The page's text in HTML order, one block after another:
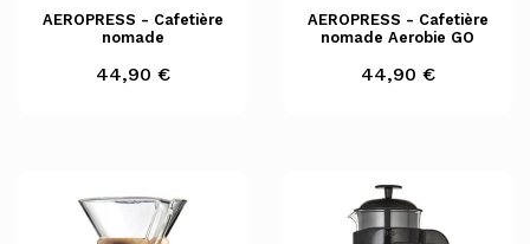
AEROPRESS - Cafetière
nomade
Prix
44,90 €
AEROPRESS - Cafetière
nomade Aerobie GO
Prix
44,90 €